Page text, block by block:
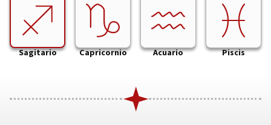
Sagitario Capricornio Acuario Piscis